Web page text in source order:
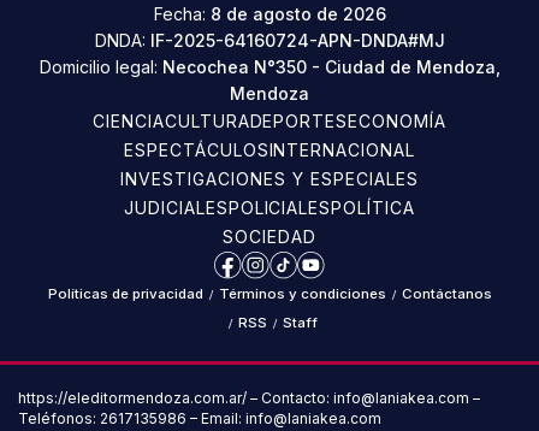
Fecha: 8 de agosto de 2026
DNDA: IF-2025-64160724-APN-DNDA#MJ
Domicilio legal: Necochea N°350 - Ciudad de Mendoza,
Mendoza
CIENCIACULTURADEPORTESECONOMÍA
ESPECTÁCULOSINTERNACIONAL
INVESTIGACIONES Y ESPECIALES
JUDICIALESPOLICIALESPOLÍTICA
SOCIEDAD
Facebook
Instagram
TikTokYouTube
Políticas de privacidad / Términos y condiciones / Contáctanos
/ RSS / Staff
https://eleditormendoza.com.ar/ – Contacto: info@laniakea.com –
Teléfonos: 2617135986 – Email: info@laniakea.com